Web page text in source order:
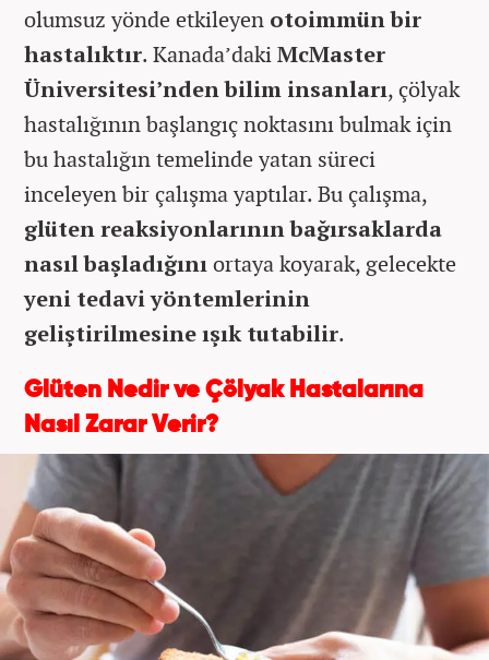
olumsuz yönde etkileyen otoimmün bir
hastalıktır. Kanada’dakiMcMaster
Üniversitesi’nden bilim insanları, çölyak
hastalığının başlangıç noktasını bulmak için
bu hastalığın temelinde yatan süreci
inceleyen bir çalışma yaptılar. Bu çalışma,
glüten reaksiyonlarının bağırsaklarda
nasıl başladığınıortaya koyarak, gelecekte
yeni tedavi yöntemlerinin
geliştirilmesine ışık tutabilir.
Glüten Nedir ve Çölyak Hastalarına
Nasıl Zarar Verir?